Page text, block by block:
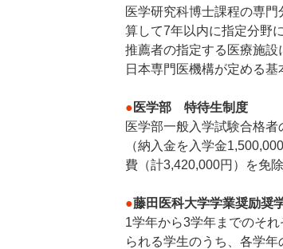
医学研究科博士課程の専
算して7年以内に指定分野
推薦者の指定する医療施設
日本専門医機構が定める
● 医学部 特待生制度
医学部一般入学試験合格者
（納入金を入学金
費（計3,420,000円）を免
●藤田医科大学学業奨励奨
1学年から3学年までのそ
られる学生のうち、各学